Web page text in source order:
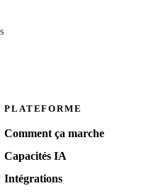
PLATEFORME
Comment ça marche
Capacités IA
Intégrations